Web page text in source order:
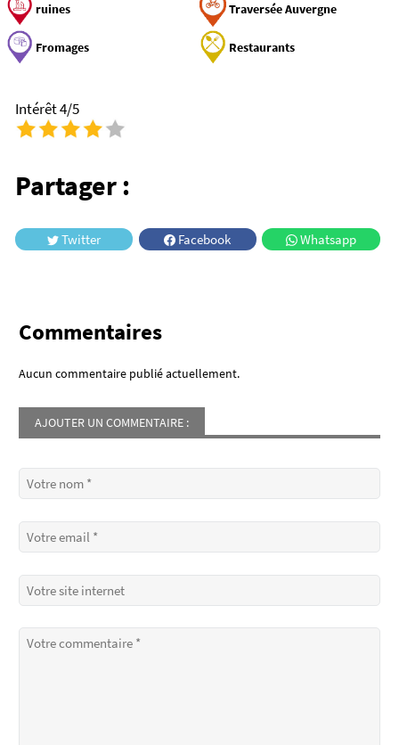
ruines Traversée Auvergne
Fromages Restaurants
Intérêt 4/5
Partager :
Twitter Facebook Whatsapp
Commentaires
Aucun commentaire publié actuellement.
AJOUTER UN COMMENTAIRE :